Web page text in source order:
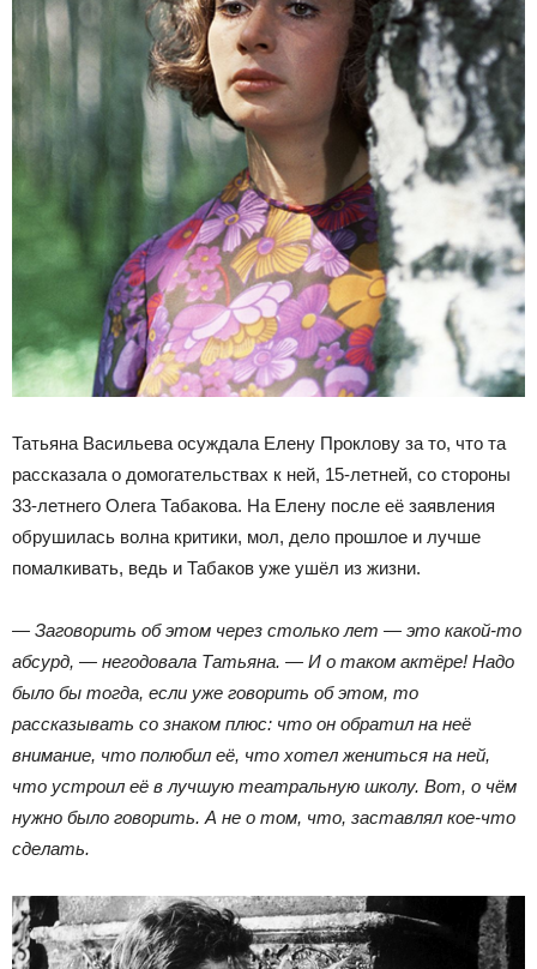
Татьяна Васильева осуждала Елену Проклову за то, что та
рассказала о домогательствах к ней, 15-летней, со стороны
33-летнего Олега Табакова. На Елену после её заявления
обрушилась волна критики, мол, дело прошлое и лучше
помалкивать, ведь и Табаков уже ушёл из жизни.
— Заговорить об этом через столько лет — это какой-то
абсурд, — негодовала Татьяна. — И о таком актёре! Надо
было бы тогда, если уже говорить об этом, то
рассказывать со знаком плюс: что он обратил на неё
внимание, что полюбил её, что хотел жениться на ней,
что устроил её в лучшую театральную школу. Вот, о чём
нужно было говорить. А не о том, что, заставлял кое-что
сделать.